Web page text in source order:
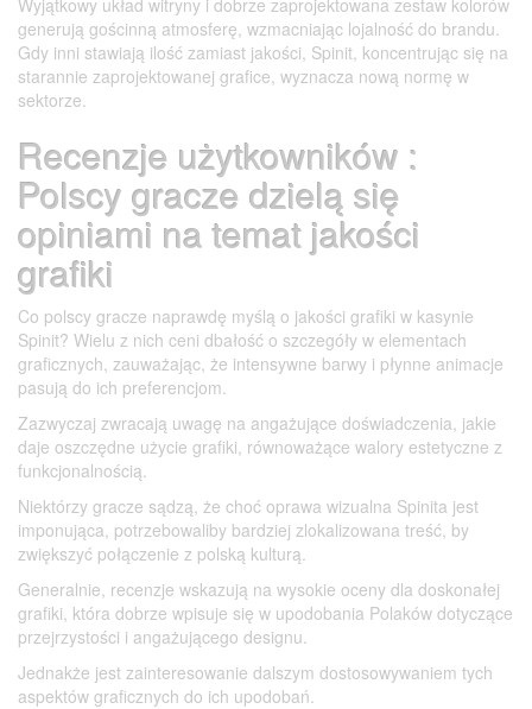
generują gościnną atmosferę, wzmacniając lojalność do brandu.
Gdy inni stawiają ilość zamiast jakości, Spinit, koncentrując się na
starannie zaprojektowanej grafice, wyznacza nową normę w
sektorze.
Recenzje użytkowników :
Polscy gracze dzielą się
opiniami na temat jakości
grafiki
Co polscy gracze naprawdę myślą o jakości grafiki w kasynie
Spinit? Wielu z nich ceni dbałość o szczegóły w elementach
graficznych, zauważając, że intensywne barwy i płynne animacje
pasują do ich preferencjom.
Zazwyczaj zwracają uwagę na angażujące doświadczenia, jakie
daje oszczędne użycie grafiki, równoważące walory estetyczne z
funkcjonalnością.
Niektórzy gracze sądzą, że choć oprawa wizualna Spinita jest
imponująca, potrzebowaliby bardziej zlokalizowana treść, by
zwiększyć połączenie z polską kulturą.
Generalnie, recenzje wskazują na wysokie oceny dla doskonałej
grafiki, która dobrze wpisuje się w upodobania Polaków dotyczące
przejrzystości i angażującego designu.
Jednakże jest zainteresowanie dalszym dostosowywaniem tych
aspektów graficznych do ich upodobań.